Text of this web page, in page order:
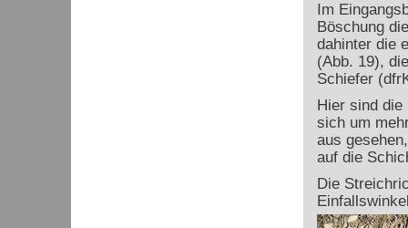
Im
Böschung
dahinter die
(Abb. 19),
Schiefer
Hier sind die
sich um
aus
auf die
Die